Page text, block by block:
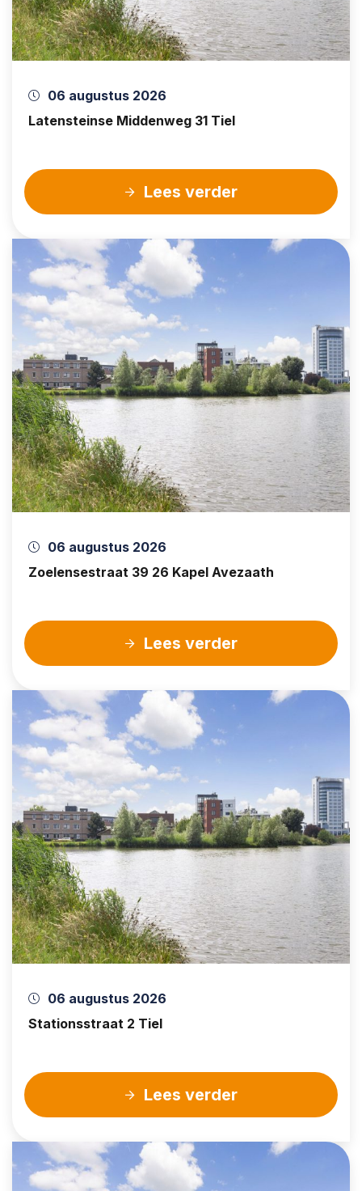
06 augustus 2026
Latensteinse Middenweg 31 Tiel
Lees verder
06 augustus 2026
Zoelensestraat 39 26 Kapel Avezaath
Lees verder
06 augustus 2026
Stationsstraat 2 Tiel
Lees verder